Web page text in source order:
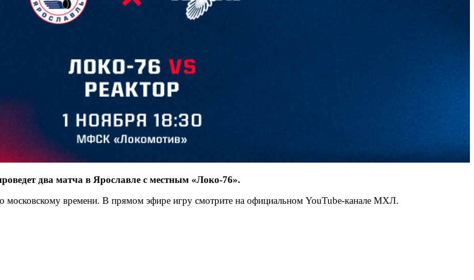
два матча в Ярославле с местным «Локо-76».
московскому времени. В прямом эфире игру смотрите на официальном YouTube-канале МХЛ.